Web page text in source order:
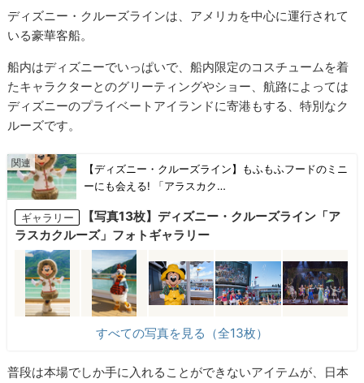
ディズニー・クルーズラインは、アメリカを中心に運行されて
いる豪華客船。
船内はディズニーでいっぱいで、船内限定のコスチュームを着
たキャラクターとのグリーティングやショー、航路によっては
ディズニーのプライベートアイランドに寄港もする、特別なク
ルーズです。
【ディズニー・クルーズライン】もふもふフードのミニ
ーにも会える! 「アラスカク…
ギャラリー
【写真13枚】ディズニー・クルーズライン「ア
ラスカクルーズ」フォトギャラリー
すべての写真を見る（全13枚）
普段は本場でしか手に入れることができないアイテムが、日本